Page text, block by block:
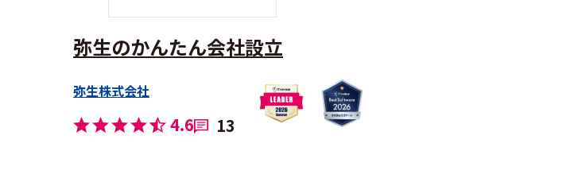
弥生のかんたん会社設立
弥生株式会社
4.6 13